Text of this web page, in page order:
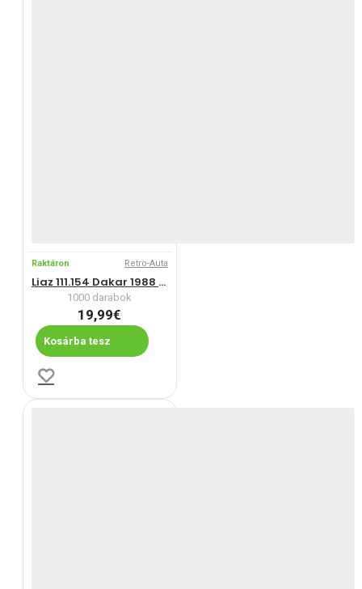
Raktáron Retro-Auta
Liaz 111.154 Dakar 1988 (1986-1996)
1000 darabok
19,99€
Kosárba tesz